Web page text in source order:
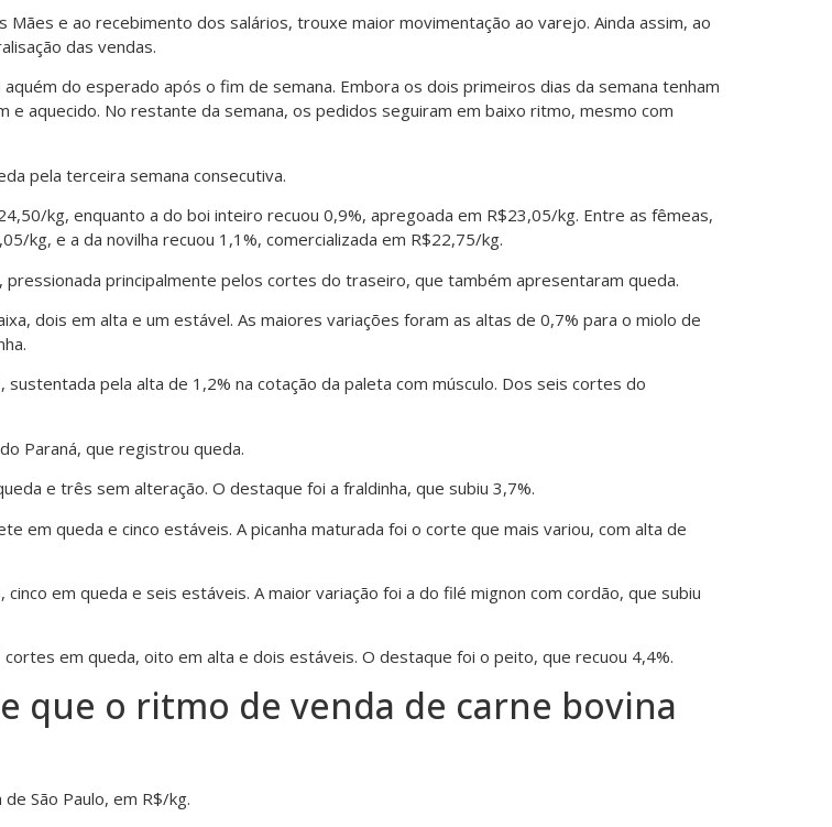
e ao recebimento dos salários, trouxe maior movimentação ao varejo. Ainda assim, ao
das vendas.
do esperado após o fim de semana. Embora os dois primeiros dias da semana tenham
aquecido. No restante da semana, os pedidos seguiram em baixo ritmo, mesmo com
pela terceira semana consecutiva.
kg, enquanto a do boi inteiro recuou 0,9%, apregoada em R$23,05/kg. Entre as fêmeas,
kg, e a da novilha recuou 1,1%, comercializada em R$22,75/kg.
principalmente pelos cortes do traseiro, que também apresentaram queda.
dois em alta e um estável. As maiores variações foram as altas de 0,7% para o miolo de
pela alta de 1,2% na cotação da paleta com músculo. Dos seis cortes do
Paraná, que registrou queda.
e três sem alteração. O destaque foi a fraldinha, que subiu 3,7%.
em queda e cinco estáveis. A picanha maturada foi o corte que mais variou, com alta de
em queda e seis estáveis. A maior variação foi a do filé mignon com cordão, que subiu
em queda, oito em alta e dois estáveis. O destaque foi o peito, que recuou 4,4%.
que o ritmo de venda de carne bovina
São Paulo, em R$/kg.